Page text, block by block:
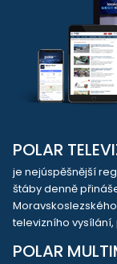
POLAR
je nejúspěšnější
štáby denně
televizního
POLAR